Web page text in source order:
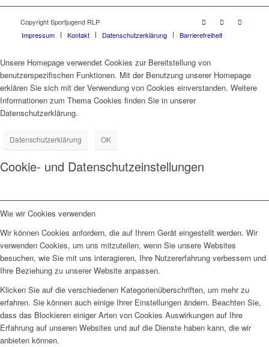
Copyright Sportjugend RLP
Impressum
Kontakt Datenschutzerklärung Barrierefreiheit
Unsere Homepage verwendet Cookies zur Bereitstellung von
benutzerspezifischen Funktionen. Mit der Benutzung unserer Homepage
erklären Sie sich mit der Verwendung von Cookies einverstanden. Weitere
Informationen zum Thema Cookies finden Sie in unserer
Datenschutzerklärung.
Datenschutzerklärung OK
Cookie- und Datenschutzeinstellungen
Wie wir Cookies verwenden
Wir können Cookies anfordern, die auf Ihrem Gerät eingestellt werden. Wir
verwenden Cookies, um uns mitzuteilen, wenn Sie unsere Websites
besuchen, wie Sie mit uns interagieren, Ihre Nutzererfahrung verbessern und
Ihre Beziehung zu unserer Website anpassen.
Klicken Sie auf die verschiedenen Kategorienüberschriften, um mehr zu
erfahren. Sie können auch einige Ihrer Einstellungen ändern. Beachten Sie,
dass das Blockieren einiger Arten von Cookies Auswirkungen auf Ihre
Erfahrung auf unseren Websites und auf die Dienste haben kann, die wir
anbieten können.